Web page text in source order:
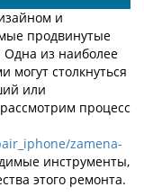
и
продвинутые
Одна из наиболее
могут столкнуться
или
процесс
zamena-
инструменты,
этого ремонта.